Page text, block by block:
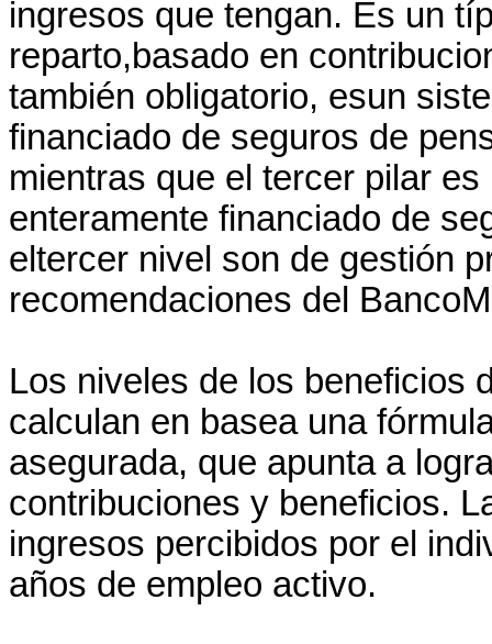
ingresos que tengan. Es un
reparto,basado en
también obligatorio, esun
financiado de seguros de
mientras que el tercer pilar
enteramente financiado de
eltercer nivel son de gestión
recomendaciones del
Los niveles de los beneficios
calculan en basea una
asegurada, que apunta a
contribuciones y beneficios.
ingresos percibidos por el
años de empleo activo.